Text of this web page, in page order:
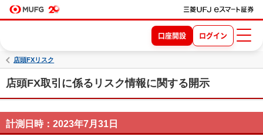
口座開設 ログイン
店頭FXリスク
店頭FX取引に係るリスク情報に関する開示
計測日時：2023年7月31日